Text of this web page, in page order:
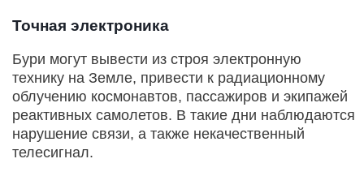
Точная электроника
Бури могут вывести из строя электронную
технику на Земле, привести к радиационному
облучению космонавтов, пассажиров и экипажей
реактивных самолетов. В такие дни наблюдаются
нарушение связи, а также некачественный
телесигнал.